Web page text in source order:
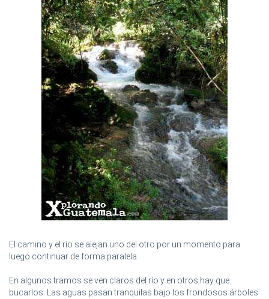
El camino y el río se alejan uno del otro por un momento para
luego continuar de forma paralela.
En algunos tramos se ven claros del río y en otros hay que
bucarlos. Las aguas pasan tranquilas bajo los frondosos árboles